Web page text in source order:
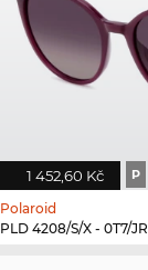
1 452,60 Kč P
Polaroid
PLD 4208/S/X - 0T7/JR